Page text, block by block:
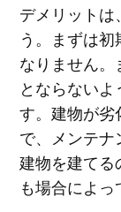
デメリットは
う。まずは
なりません
とならない
す。建物が劣
で、メンテナ
建物を建てる
も場合によっ